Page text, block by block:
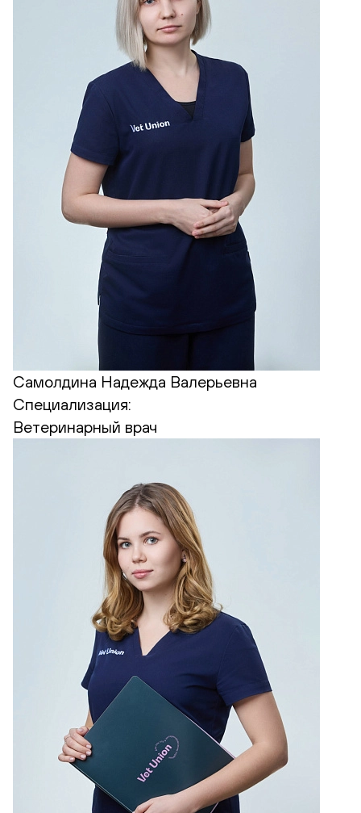
Самолдина Надежда Валерьевна
Специализация:
Ветеринарный врач